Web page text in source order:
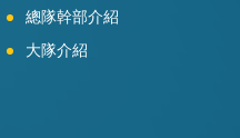
總隊幹部介紹
大隊介紹